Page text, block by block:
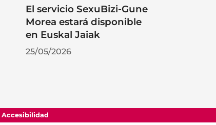
El servicio SexuBizi-Gune
Morea estará disponible
en Euskal Jaiak
25/05/2026
Accesibilidad